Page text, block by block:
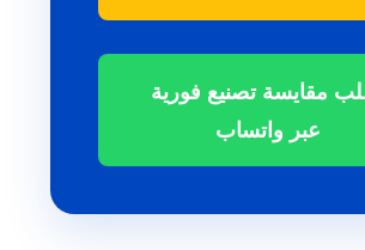
مقايسة تصنيع فورية
عبر واتساب